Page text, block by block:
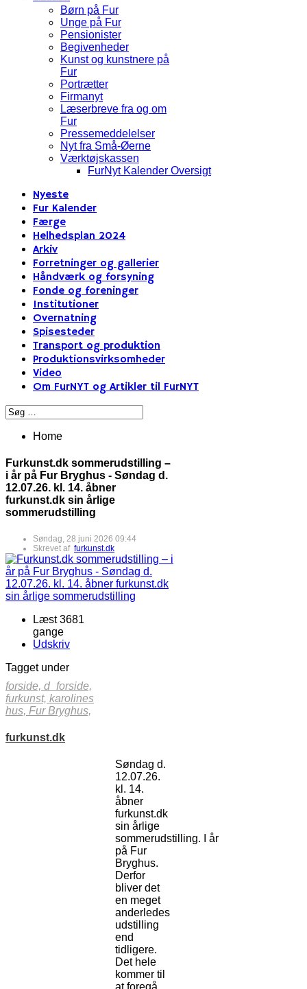
Børn på Fur
Unge på Fur
Pensionister
Begivenheder
Kunst og kunstnere på
Fur
Portrætter
Firmanyt
Læserbreve fra og om
Fur
Pressemeddelelser
Nyt fra Små-Øerne
Værktøjskassen
FurNyt Kalender Oversigt
Nyeste
Fur Kalender
Færge
Helhedsplan 2024
Arkiv
Forretninger og gallerier
Håndværk og forsyning
Fonde og foreninger
Institutioner
Overnatning
Spisesteder
Transport og produktion
Produktionsvirksomheder
Video
Om FurNYT og Artikler til FurNYT
Home
Furkunst.dk sommerudstilling –
i år på Fur Bryghus - Søndag d.
12.07.26. kl. 14. åbner
furkunst.dk sin årlige
sommerudstilling
Søndag, 28 juni 2026 09:44
Skrevet af furkunst.dk
Læst 3681
gange
Udskriv
Tagget under
forside, d_forside,
furkunst, karolines
hus, Fur Bryghus,
furkunst.dk
Søndag d.
12.07.26.
kl. 14.
åbner
furkunst.dk
sin årlige
sommerudstilling. I år
på Fur
Bryghus.
Derfor
bliver det
en meget
anderledes
udstilling
end
tidligere.
Det hele
kommer til
at foregå